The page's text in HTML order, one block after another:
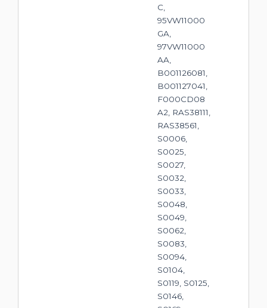
C,
95VW11000
GA,
97VW11000
AA,
B001126081,
B001127041,
F000CD08
A2, RAS38111,
RAS38561,
S0006,
S0025,
S0027,
S0032,
S0033,
S0048,
S0049,
S0062,
S0083,
S0094,
S0104,
S0119, S0125,
S0146,